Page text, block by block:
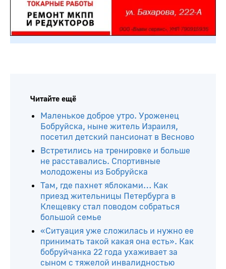
Читайте ещё
Маленькое доброе утро. Уроженец
Бобруйска, ныне житель Израиля,
посетил детский пансионат в Весново
Встретились на тренировке и больше
не расставались. Спортивные
молодожены из Бобруйска
Там, где пахнет яблоками… Как
приезд жительницы Петербурга в
Клещевку стал поводом собраться
большой семье
«Ситуация уже сложилась и нужно ее
принимать такой какая она есть». Как
бобруйчанка 22 года ухаживает за
сыном с тяжелой инвалидностью